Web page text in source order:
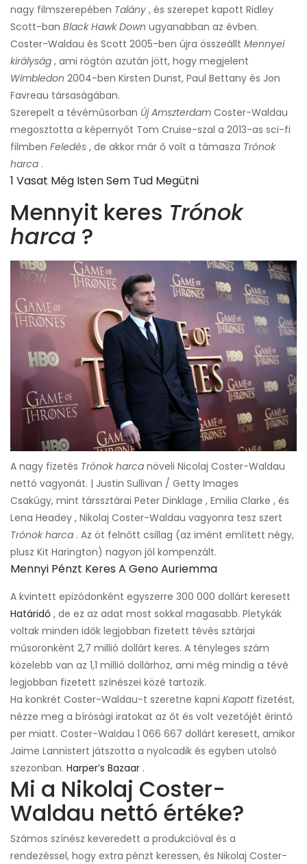
nagy filmszerepében Talány , és szerepet kapott Ridley
Scott-ban Black Hawk Down ugyanabban az évben.
Coster-Waldau és Scott 2005-ben újra összeállt Mennyei
királyság , ami rögtön azután jött, hogy megjelent
Wimbledon 2004-ben Kirsten Dunst, Paul Bettany és Jon
Favreau társaságában.
Szerepelt a tévéműsorban Új Amszterdam Coster-Waldau
megosztotta a képernyőt Tom Cruise-szal a 2013-as sci-fi
filmben Feledés , de akkor már ő volt a támasza Trónok
harca .
1 Vasat Még Isten Sem Tud Megütni
Mennyit keres Trónok
harca ?
A nagy fizetés Trónok harca növeli Nicolaj Coster-Waldau
nettó vagyonát. | Justin Sullivan / Getty Images
Csakúgy, mint társsztárai Peter Dinklage , Emilia Clarke , és
Lena Headey , Nikolaj Coster-Waldau vagyonra tesz szert
Trónok harca . Az öt felnőtt csillag (az imént említett négy,
plusz Kit Harington) nagyon jól kompenzált.
Mennyi Pénzt Keres A Geno Auriemma
A kvintett epizódonként egyszerre 300 000 dollárt keresett
Határidő , de ez az adat most sokkal magasabb. Pletykák
voltak minden idők legjobban fizetett tévés sztárjai
műsoronként 2,7 millió dollárt keres. A tényleges szám
közelebb van az 1,1 millió dollárhoz, ami még mindig a tévé
legjobban fizetett színészei közé tartozik.
Ha konkrét Coster-Waldau-t szeretne kapni Kapottfizetést,
nézze meg a bírósági iratokat az őt és volt vezetőjét érintő
per miatt. Coster-Waldau 1 066 667 dollárt keresett, amikor
Jaime Lannistert játszotta a nyolcadik és egyben utolsó
szezonban. Harper’s Bazaar .
Mi a Nikolaj Coster-
Waldau nettó értéke?
Számos színész keveredett a produkcióval és a
rendezéssel, hogy extra pénzt keressen, és Nikolaj Coster-